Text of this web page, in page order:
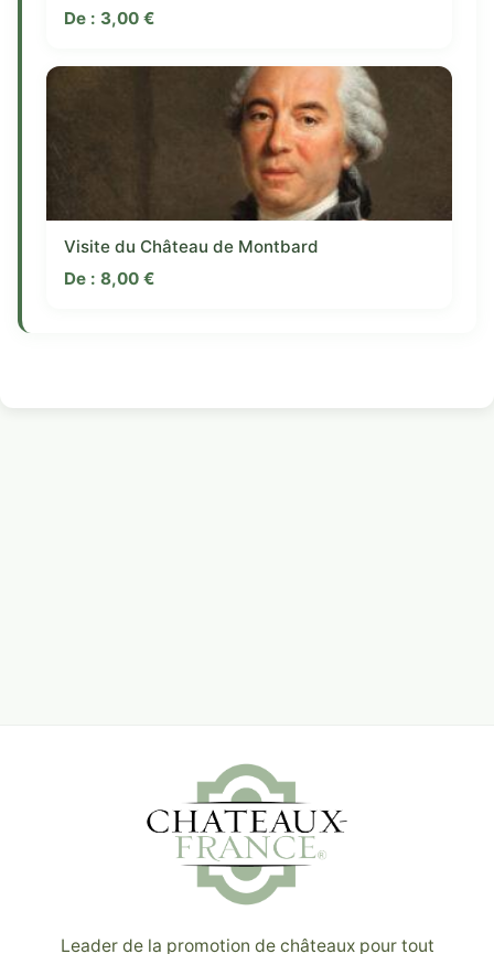
De : 3,00 €
Visite du Château de Montbard
De : 8,00 €
Leader de la promotion de châteaux pour tout